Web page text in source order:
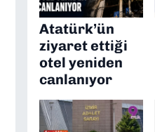
Atatürk’ün
ziyaret ettiği
otel yeniden
canlanıyor